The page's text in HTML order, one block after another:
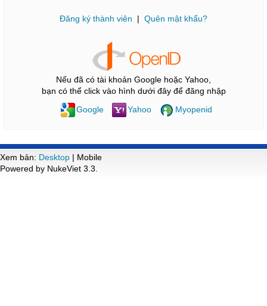
Đăng ký thành viên | Quên mật khẩu?
Nếu đã có tài khoản Google hoặc Yahoo,
bạn có thể click vào hình dưới đây để đăng nhập
Google
Yahoo Myopenid
Xem bản: Desktop | Mobile
Powered by NukeViet 3.3.